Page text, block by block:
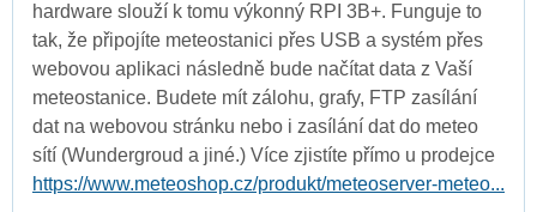
hardware slouží k tomu výkonný RPI 3B+. Funguje to
tak, že připojíte meteostanici přes USB a systém přes
webovou aplikaci následně bude načítat data z Vaší
meteostanice. Budete mít zálohu, grafy, FTP zasílání
dat na webovou stránku nebo i zasílání dat do meteo
sítí (Wundergroud a jiné.) Více zjistíte přímo u prodejce
https://www.meteoshop.cz/produkt/meteoserver-meteo...